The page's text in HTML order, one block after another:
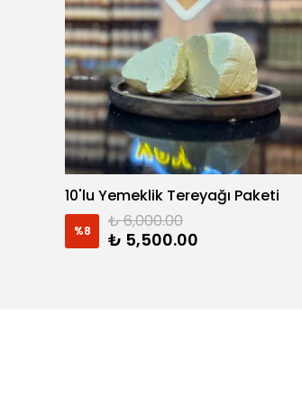
10'lu Yemeklik Tereyağı Paketi
%8 ₺ 6,000.00
₺ 5,500.00